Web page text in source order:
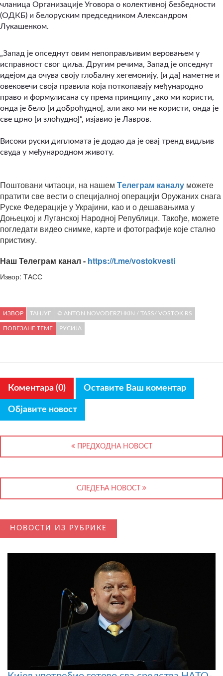
чланица Организације Уговора о колективној безбедности
(ОДКБ) и белоруским председником Александром
Лукашенком.
„Запад је опседнут овим непоправљивим веровањем у
исправност свог циља. Другим речима, Запад је опседнут
идејом да очува своју глобалну хегемонију, [и да] наметне и
овековечи своја правила која поткопавају међународно
право и формулисана су према принципу „ако ми користи,
онда је бело [и доброћудно], али ако ми не користи, онда је
све црно [и злоћудно]“, изјавио је Лавров.
Високи руски дипломата је додао да је овај тренд видљив
свуда у међународном животу.
Поштовани читаоци, на нашем Tелеграм каналу можете
пратити све вести о специјалној операцији Оружаних снага
Руске Федерације у Украјини, као и о дешавањима у
Доњецкој и Луганској Народној Републици. Такође, можете
погледати видео снимке, карте и фотографије које стално
пристижу.
Наш Телеграм канал - https://t.me/vostokvesti
Извор: ТАСС
ИЗВОР ТАНЈУГ © ANTON NOVODERZHKIN / TASS/ VOSTOK.RS
ПОВЕЗАНЕ ТЕМЕ РУСИЈА
Коментара (0) Оставите Ваш коментар
Објавите новост
ПРЕДХОДНА НОВОСТ
СЛЕДЕЋА НОВОСТ
НОВОСТИ ИЗ РУБРИКЕ